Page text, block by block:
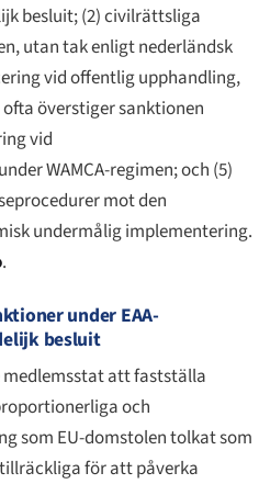
besluit; (2) civilrättsliga
utan tak enligt nederländsk
vid offentlig upphandling,
överstiger sanktionen
vid
WAMCA-regimen; och (5)
mot den
undermålig implementering.
.
under EAA-
besluit
medlemsstat att fastställa
och
som EU-domstolen tolkat som
för att påverka